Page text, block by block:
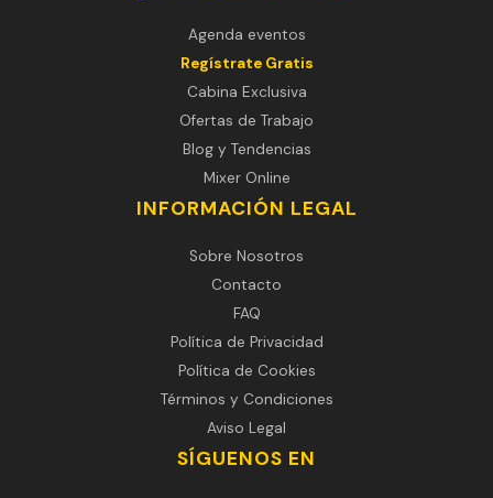
Agenda eventos
Regístrate Gratis
Cabina Exclusiva
Ofertas de Trabajo
Blog y Tendencias
Mixer Online
INFORMACIÓN LEGAL
Sobre Nosotros
Contacto
FAQ
Política de Privacidad
Política de Cookies
Términos y Condiciones
Aviso Legal
SÍGUENOS EN